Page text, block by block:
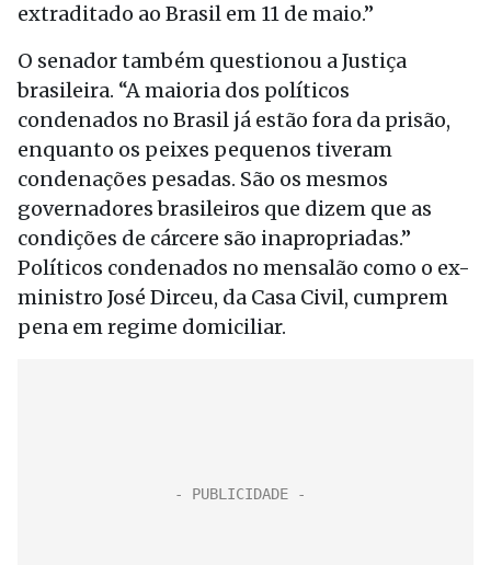
extraditado ao Brasil em 11 de maio.”
O senador também questionou a Justiça
brasileira. “A maioria dos políticos
condenados no Brasil já estão fora da prisão,
enquanto os peixes pequenos tiveram
condenações pesadas. São os mesmos
governadores brasileiros que dizem que as
condições de cárcere são inapropriadas.”
Políticos condenados no mensalão como o ex-
ministro José Dirceu, da Casa Civil, cumprem
pena em regime domiciliar.